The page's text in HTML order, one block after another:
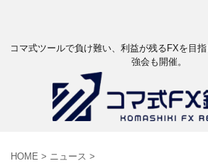
コマ式ツールで負け難い、利益が残るFXを目
強会も開催。
HOME > ニュース >